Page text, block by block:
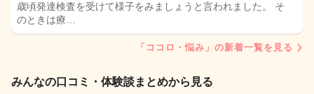
歳頃発達検査を受けて様子をみましょうと言われました。 そ
のときは療…
「ココロ・悩み」の新着一覧を見る
みんなの口コミ・体験談まとめから見る